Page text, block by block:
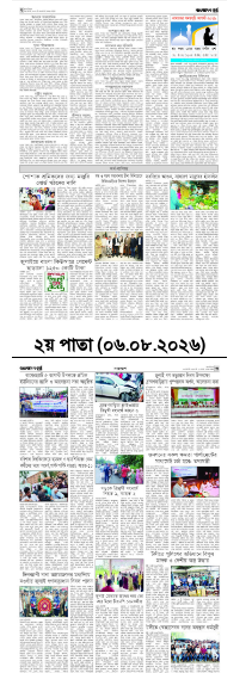
২য় পাতা (০৬.০৮.২০২৬)